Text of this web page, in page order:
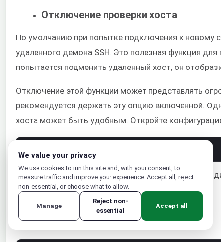
Отключение проверки хоста
По умолчанию при попытке подключения к новому
удаленного демона SSH. Это полезная функция
попытается подменить удаленный хост, он
Отключение этой функции может представлять
рекомендуется держать эту опцию включенной.
хоста может быть удобным. Откройте
В разделе удаленного хоста добавьте следующие
We value your privacy
We use cookies to run this site and, with your consent, to
measure traffic and improve your experience. Accept all, reject
non-essential, or choose what to allow.
Manage
Reject non-
essential
Accept all